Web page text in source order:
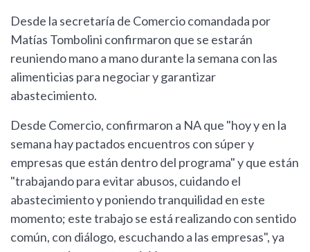
Desde la secretaría de Comercio comandada por
Matías Tombolini confirmaron que se estarán
reuniendo mano a mano durante la semana con las
alimenticias para negociar y garantizar
abastecimiento.
Desde Comercio, confirmaron a NA que "hoy y en la
semana hay pactados encuentros con súper y
empresas que están dentro del programa" y que están
"trabajando para evitar abusos, cuidando el
abastecimiento y poniendo tranquilidad en este
momento; este trabajo se está realizando con sentido
común, con diálogo, escuchando a las empresas", ya